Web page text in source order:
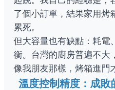
了個小訂單，結果家用烤
累死。
但大容量也有缺點：耗電
衡。台灣的廚房普遍不大
像我朋友那樣，烤箱進門
溫度控制精度：成敗